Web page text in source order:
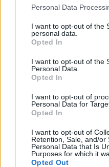
Please note that this
not limited to your visit or
grant or deny consent to
use your data for below
consent section.
Personal Data
I want to opt-out of the
personal data.
Opted In
I want to opt-out of the
Personal Data.
Opted In
I want to opt-out of
Personal Data for
Opted In
I want to opt-out of
Retention, Sale, and/or
Personal Data that Is
Purposes for which it
Opted Out
σπουδαίο εθελοντικό
διεξαγωγή της
Τέλος, συνέβαλε στην
προσώπου της
ΜΚΟ και
πρεσβευτών της. Οι
δημοπρασία “Sharing is
αντικείμενα με τα οποία
Ακολουθήστε τοinsider.gr
πρώτοι όλες τιςειδήσεις